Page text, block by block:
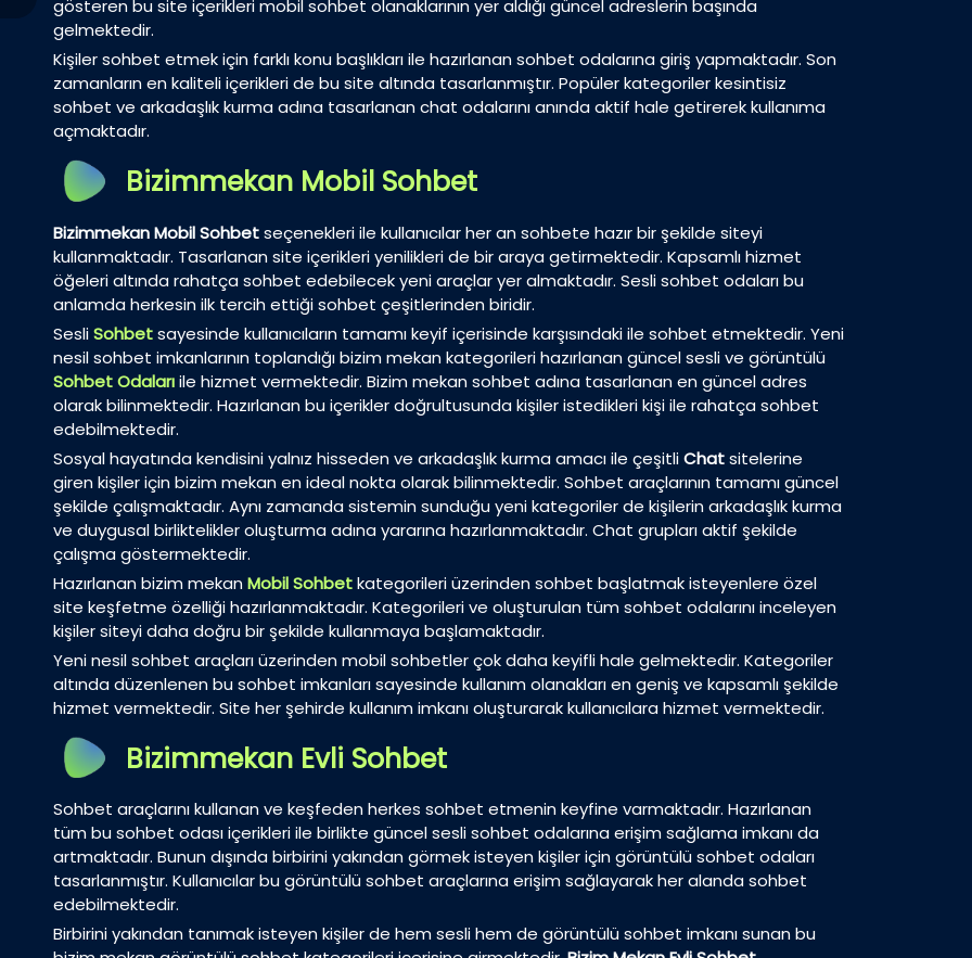
gösteren bu site içerikleri mobil sohbet olanaklarının yer aldığı güncel adreslerin başında
gelmektedir.
Kişiler sohbet etmek için farklı konu başlıkları ile hazırlanan sohbet odalarına giriş yapmaktadır. Son
zamanların en kaliteli içerikleri de bu site altında tasarlanmıştır. Popüler kategoriler kesintisiz
sohbet ve arkadaşlık kurma adına tasarlanan chat odalarını anında aktif hale getirerek kullanıma
açmaktadır.
Bizimmekan Mobil Sohbet
Bizimmekan Mobil Sohbetseçenekleri ile kullanıcılar her an sohbete hazır bir şekilde siteyi
kullanmaktadır. Tasarlanan site içerikleri yenilikleri de bir araya getirmektedir. Kapsamlı hizmet
öğeleri altında rahatça sohbet edebilecek yeni araçlar yer almaktadır. Sesli sohbet odaları bu
anlamda herkesin ilk tercih ettiği sohbet çeşitlerinden biridir.
SesliSohbetsayesinde kullanıcıların tamamı keyif içerisinde karşısındaki ile sohbet etmektedir. Yeni
nesil sohbet imkanlarının toplandığı bizim mekan kategorileri hazırlanan güncel sesli ve görüntülü
Sohbet Odalarıile hizmet vermektedir. Bizim mekan sohbet adına tasarlanan en güncel adres
olarak bilinmektedir. Hazırlanan bu içerikler doğrultusunda kişiler istedikleri kişi ile rahatça sohbet
edebilmektedir.
Sosyal hayatında kendisini yalnız hisseden ve arkadaşlık kurma amacı ile çeşitliChatsitelerine
giren kişiler için bizim mekan en ideal nokta olarak bilinmektedir. Sohbet araçlarının tamamı güncel
şekilde çalışmaktadır. Aynı zamanda sistemin sunduğu yeni kategoriler de kişilerin arkadaşlık kurma
ve duygusal birliktelikler oluşturma adına yararına hazırlanmaktadır. Chat grupları aktif şekilde
çalışma göstermektedir.
Hazırlanan bizim mekanMobil Sohbetkategorileri üzerinden sohbet başlatmak isteyenlere özel
site keşfetme özelliği hazırlanmaktadır. Kategorileri ve oluşturulan tüm sohbet odalarını inceleyen
kişiler siteyi daha doğru bir şekilde kullanmaya başlamaktadır.
Yeni nesil sohbet araçları üzerinden mobil sohbetler çok daha keyifli hale gelmektedir. Kategoriler
altında düzenlenen bu sohbet imkanları sayesinde kullanım olanakları en geniş ve kapsamlı şekilde
hizmet vermektedir. Site her şehirde kullanım imkanı oluşturarak kullanıcılara hizmet vermektedir.
Bizimmekan Evli Sohbet
Sohbet araçlarını kullanan ve keşfeden herkes sohbet etmenin keyfine varmaktadır. Hazırlanan
tüm bu sohbet odası içerikleri ile birlikte güncel sesli sohbet odalarına erişim sağlama imkanı da
artmaktadır. Bunun dışında birbirini yakından görmek isteyen kişiler için görüntülü sohbet odaları
tasarlanmıştır. Kullanıcılar bu görüntülü sohbet araçlarına erişim sağlayarak her alanda sohbet
edebilmektedir.
Birbirini yakından tanımak isteyen kişiler de hem sesli hem de görüntülü sohbet imkanı sunan bu